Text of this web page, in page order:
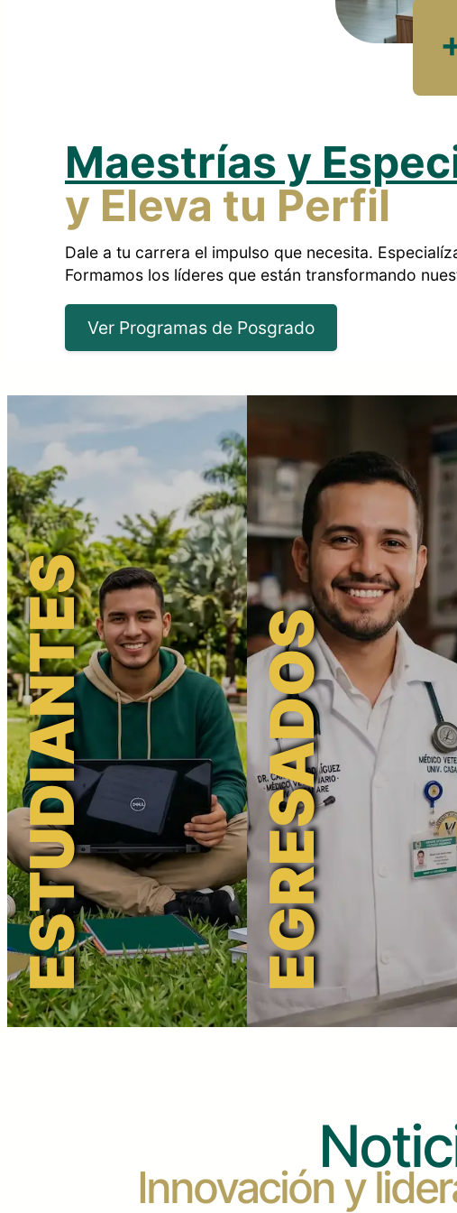
Maestrías y
y Eleva tu Perfil
Dale a tu carrera el impulso que necesita.
Formamos los líderes que están transformando
Ver Programas de Posgrado
ESTUDIANTES EGRESADOS
Innovación y